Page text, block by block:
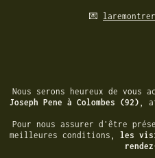
💌
Nous serons heureux de vous
Joseph Pene à Colombes (92)
Pour nous assurer d'être
meilleures conditions, les